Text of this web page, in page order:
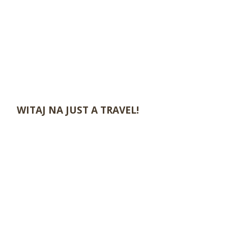
WITAJ NA JUST A TRAVEL!